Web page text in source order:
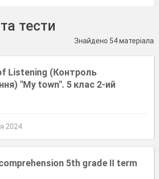
тести
Знайдено 54 матеріала
Listening (Контроль
"My town". 5 клас 2-ий
2024
5th grade II term